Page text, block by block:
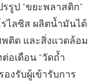
รูป “ขยะพลาสติก”
ไลซิส ผลิตน้ำมันได้
พติด และสิ่งแวดล้อม
อเดือน “วัดถ้ำ
งรับผู้เข้ารับการ